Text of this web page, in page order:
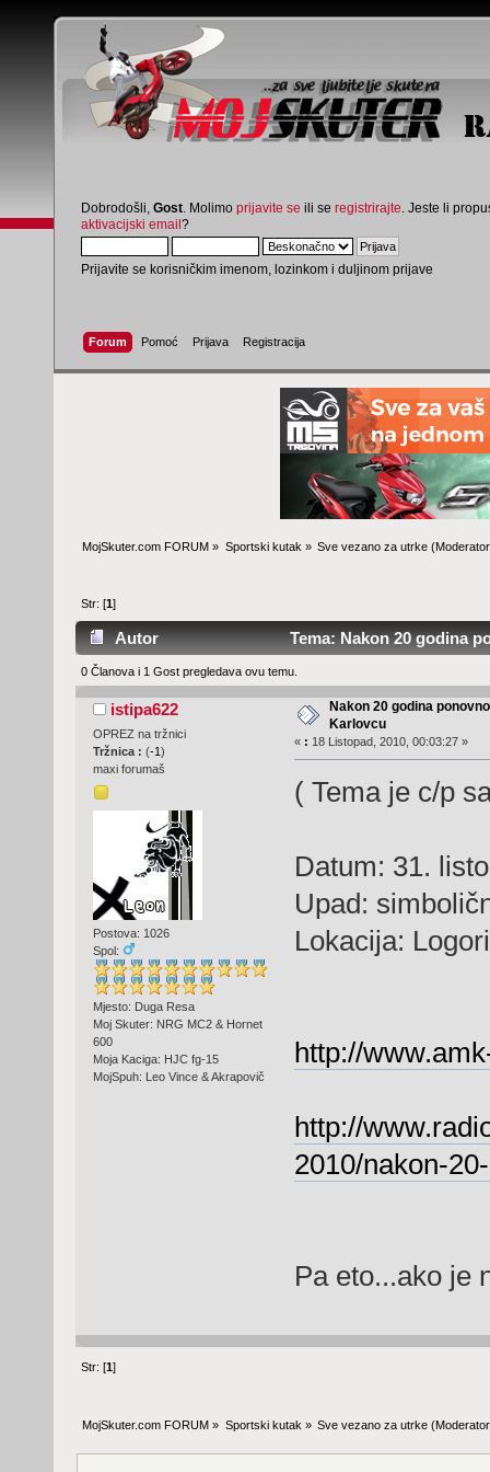
Dobrodošli, Gost . Molimo prijavite se ili se registrirajte . Jeste li
aktivacijski email?
Prijavite se korisničkim imenom, lozinkom i duljinom prijave
Forum Pomoć Prijava Registracija
MojSkuter.com FORUM » Sportski kutak » Sve vezano za utrke
Str: [1]
Autor Tema: Nakon 20 godina
0 Članova i 1 Gost pregledava ovu temu.
istipa622
OPREZ na tržnici
Tržnica : (-1 )
maxi forumaš
Postova: 1026
Spol:
Mjesto: Duga Resa
Moj Skuter: NRG MC2 & Hornet
600
Moja Kaciga: HJC fg-15
MojSpuh: Leo Vince & Akrapovič
Nakon 20 godina
Karlovcu
« : 18 Listopad, 2010, 00:03:27 »
( Tema je c/p
Datum: 31.
Upad:
Lokacija:
http://
http://
2010/nakon-
Pa eto...ako
Str: [1]
MojSkuter.com FORUM » Sportski kutak» Sve vezano za utrke